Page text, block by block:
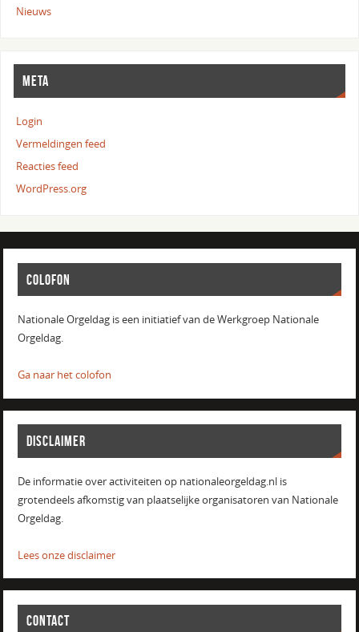
Nieuws
META
Login
Vermeldingen feed
Reacties feed
WordPress.org
COLOFON
Nationale Orgeldag is een initiatief van de Werkgroep Nationale
Orgeldag.
Ga naar het colofon
DISCLAIMER
De informatie over activiteiten op nationaleorgeldag.nl is
grotendeels afkomstig van plaatselijke organisatoren van Nationale
Orgeldag.
Lees onze disclaimer
CONTACT